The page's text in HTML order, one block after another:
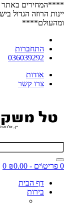
****המחירים באתר
ומהעולם****
התחברות
036039292
אודות
צרו קשר
0 פריט\ים - ₪0.00
0
דף הבית
בירות